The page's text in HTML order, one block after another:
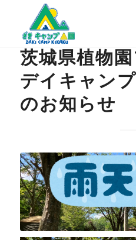
茨城県植物
デイキャン
のお知らせ